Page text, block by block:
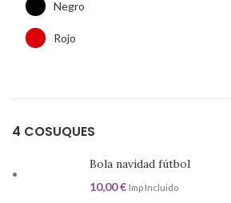
Negro
Rojo
4 COSUQUES
Bola navidad fútbol
10,00€ Imp Incluido